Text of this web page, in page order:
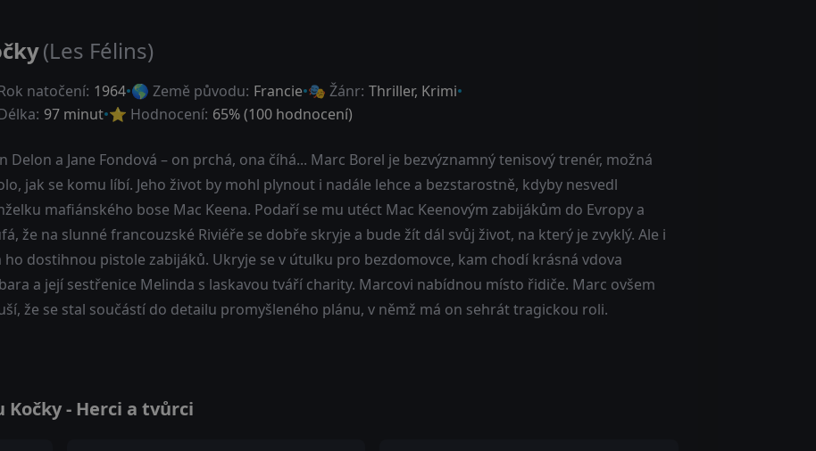
(Les Félins)
natočení: 1964 🌎 Země původu: Francie 🎭 Žánr: Thriller, Krimi
97 minut ⭐ Hodnocení: 65% (100 hodnocení)
Delon a Jane Fondová – on prchá, ona číhá... Marc Borel je bezvýznamný tenisový trenér, možná
jak se komu líbí. Jeho život by mohl plynout i nadále lehce a bezstarostně, kdyby nesvedl
mafiánského bose Mac Keena. Podaří se mu utéct Mac Keenovým zabijákům do Evropy a
že na slunné francouzské Riviéře se dobře skryje a bude žít dál svůj život, na který je zvyklý. Ale i
ho dostihnou pistole zabijáků. Ukryje se v útulku pro bezdomovce, kam chodí krásná vdova
a její sestřenice Melinda s laskavou tváří charity. Marcovi nabídnou místo řidiče. Marc ovšem
že se stal součástí do detailu promyšleného plánu, v němž má on sehrát tragickou roli.
- Herci a tvůrci